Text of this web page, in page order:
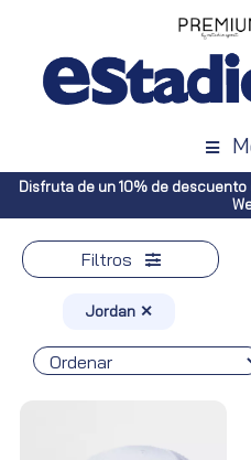
Envíos gratuitos a toda
Filtros
Jordan ✕